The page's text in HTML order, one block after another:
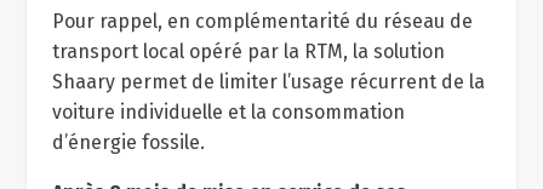
Pour rappel, en complémentarité du réseau de
transport local opéré par la RTM, la solution
Shaary permet de limiter l’usage récurrent de la
voiture individuelle et la consommation
d’énergie fossile.